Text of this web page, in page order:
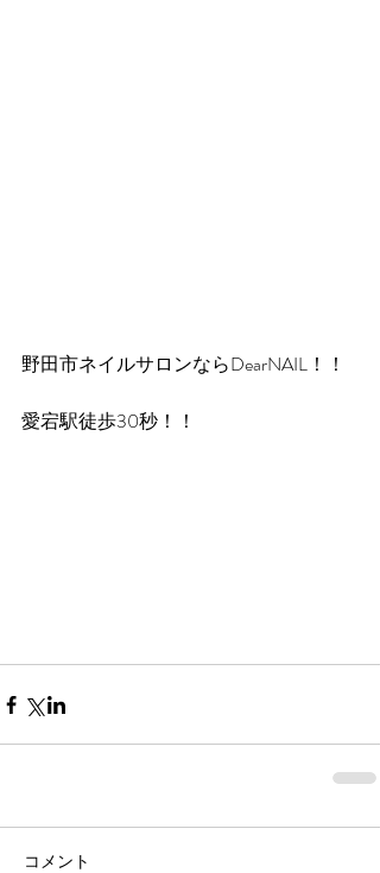
野田市ネイルサロンならDearNAIL！！
愛宕駅徒歩30秒！！
コメント